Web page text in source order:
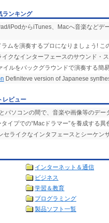
ランキング
iPodからiTunes、Macへ音楽などデ
ラムを演奏するプロになりましょう! こ
クなインターフェースのサウンド・
イルをバックグラウンドで演奏する簡
Definiteve version of Japanese
レビュー
パソコンの間で、音楽や画像等のデー
イプでの“Macドラマー”を養成する異
セライクなインタフェースとシーケン
インターネット＆通信
ビジネス
学習＆教育
プログラミング
製品ソフト一覧